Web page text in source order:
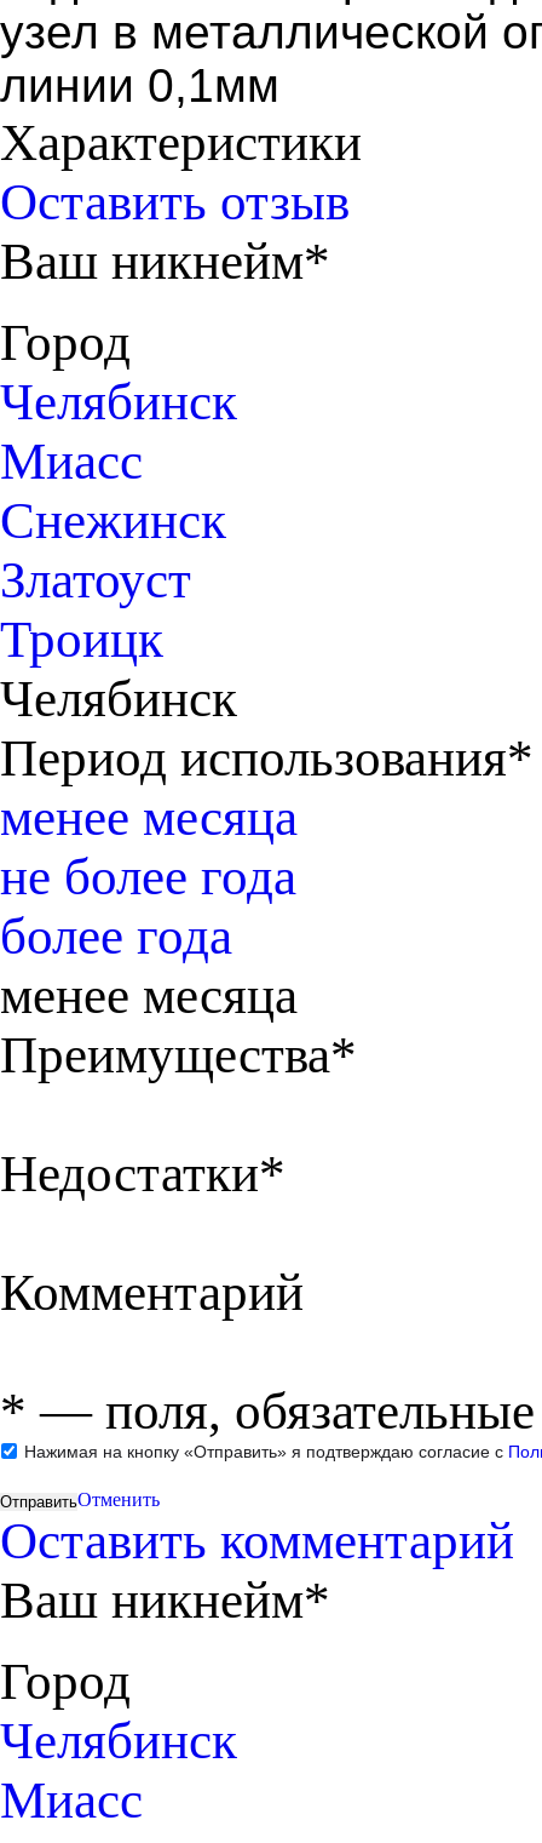
узел в металлической
линии 0,1мм
Характеристики
Оставить отзыв
Ваш никнейм*
Город
Челябинск
Миасс
Снежинск
Златоуст
Троицк
Челябинск
Период использования*
менее месяца
не более года
более года
менее месяца
Преимущества*
Недостатки*
Комментарий
* — поля,
Нажимая на кнопку «Отправить» я подтверждаю согласие с
Отменить
Оставить комментарий
Ваш никнейм*
Город
Челябинск
Миасс